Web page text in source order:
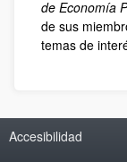
de Economía
de sus
temas de
Accesibilidad